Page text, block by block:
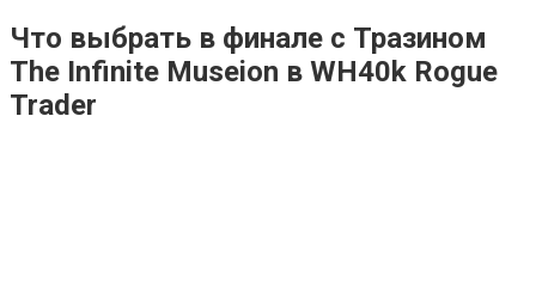
Что выбрать в финале с Тразином
The Infinite Museion в WH40k Rogue
Trader